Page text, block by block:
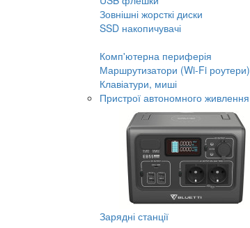
Зовнішні жорсткі диски
SSD накопичувачі
Комп'ютерна периферія
Маршрутизатори (Wi-Fi роутери)
Клавіатури, миші
Пристрої автономного живлення
Зарядні станції